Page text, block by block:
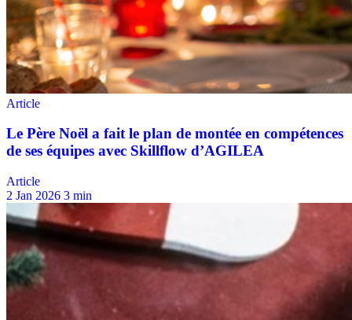
Article
2 Jan 2026 3 min